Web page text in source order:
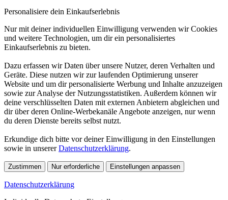
Personalisiere dein Einkaufserlebnis
Nur mit deiner individuellen Einwilligung verwenden wir Cookies
und weitere Technologien, um dir ein personalisiertes
Einkaufserlebnis zu bieten.
Dazu erfassen wir Daten über unsere Nutzer, deren Verhalten und
Geräte. Diese nutzen wir zur laufenden Optimierung unserer
Website und um dir personalisierte Werbung und Inhalte anzuzeigen
sowie zur Analyse der Nutzungsstatistiken. Außerdem können wir
deine verschlüsselten Daten mit externen Anbietern abgleichen und
dir über deren Online-Werbekanäle Angebote anzeigen, nur wenn
du deren Dienste bereits selbst nutzt.
Erkundige dich bitte vor deiner Einwilligung in den Einstellungen
sowie in unsererDatenschutzerklärung.
Zustimmen Nur erforderliche Einstellungen anpassen
Datenschutzerklärung